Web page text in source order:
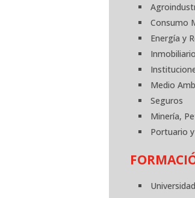
Consumo
Energía y
Inmobiliario
Medio
Seguros
Minería,
Portuario